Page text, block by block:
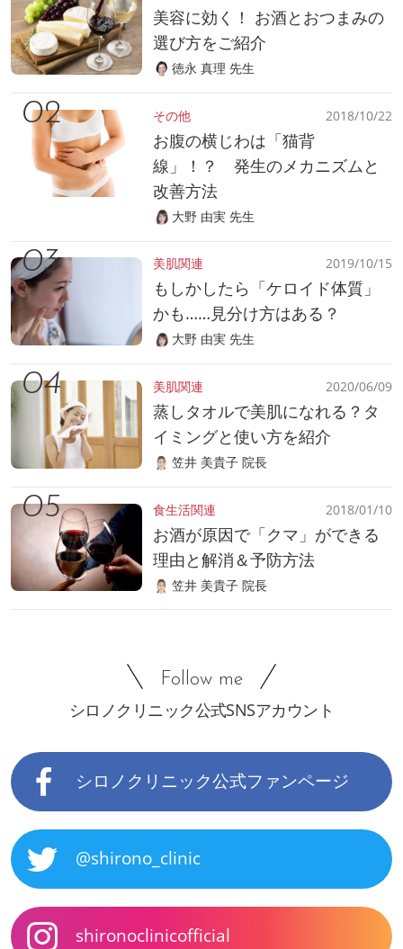
美容に効く！ お酒とおつまみの
選び方をご紹介
徳永 真理 先生
その他 2018/10/22
お腹の横じわは「猫背
線」！？ 発生のメカニズムと
改善方法
大野 由実 先生
美肌関連 2019/10/15
もしかしたら「ケロイド体質」
かも……見分け方はある？
大野 由実 先生
美肌関連 2020/06/09
蒸しタオルで美肌になれる？タ
イミングと使い方を紹介
笠井 美貴子 院長
食生活関連 2018/01/10
お酒が原因で「クマ」ができる
理由と解消＆予防方法
笠井 美貴子 院長
Follow me
シロノクリニック公式SNSアカウント
シロノクリニック公式ファンページ
@shirono_clinic
shironoclinicofficial